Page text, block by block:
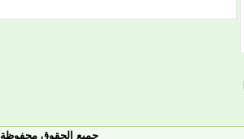
Copyright ©2019.جميع الحقوق محفوظة